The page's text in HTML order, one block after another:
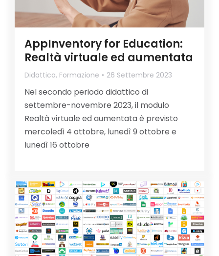
AppInventory for Education:
Realtà virtuale ed aumentata
Didattica, Formazione 26 Settembre 2023
Nel secondo periodo didattico di
settembre-novembre 2023, il modulo
Realtà virtuale ed aumentata è previsto
mercoledì 4 ottobre, lunedì 9 ottobre e
lunedì 16 ottobre